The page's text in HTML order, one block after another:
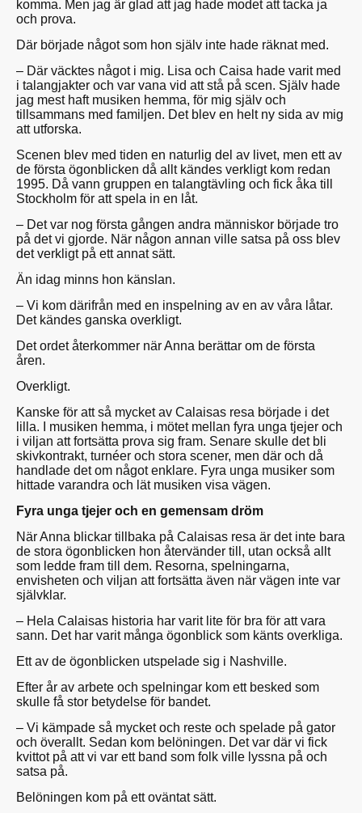
komma. Men jag är glad att jag hade modet att tacka ja
och prova.
Där började något som hon själv inte hade räknat med.
– Där väcktes något i mig. Lisa och Caisa hade varit med
i talangjakter och var vana vid att stå på scen. Själv hade
jag mest haft musiken hemma, för mig själv och
tillsammans med familjen. Det blev en helt ny sida av mig
att utforska.
Scenen blev med tiden en naturlig del av livet, men ett av
de första ögonblicken då allt kändes verkligt kom redan
1995. Då vann gruppen en talangtävling och fick åka till
Stockholm för att spela in en låt.
– Det var nog första gången andra människor började tro
på det vi gjorde. När någon annan ville satsa på oss blev
det verkligt på ett annat sätt.
Än idag minns hon känslan.
– Vi kom därifrån med en inspelning av en av våra låtar.
Det kändes ganska overkligt.
Det ordet återkommer när Anna berättar om de första
åren.
Overkligt.
Kanske för att så mycket av Calaisas resa började i det
lilla. I musiken hemma, i mötet mellan fyra unga tjejer och
i viljan att fortsätta prova sig fram. Senare skulle det bli
skivkontrakt, turnéer och stora scener, men där och då
handlade det om något enklare. Fyra unga musiker som
hittade varandra och lät musiken visa vägen.
Fyra unga tjejer och en gemensam dröm
När Anna blickar tillbaka på Calaisas resa är det inte bara
de stora ögonblicken hon återvänder till, utan också allt
som ledde fram till dem. Resorna, spelningarna,
envisheten och viljan att fortsätta även när vägen inte var
självklar.
– Hela Calaisas historia har varit lite för bra för att vara
sann. Det har varit många ögonblick som känts overkliga.
Ett av de ögonblicken utspelade sig i Nashville.
Efter år av arbete och spelningar kom ett besked som
skulle få stor betydelse för bandet.
– Vi kämpade så mycket och reste och spelade på gator
och överallt. Sedan kom belöningen. Det var där vi fick
kvittot på att vi var ett band som folk ville lyssna på och
satsa på.
Belöningen kom på ett oväntat sätt.